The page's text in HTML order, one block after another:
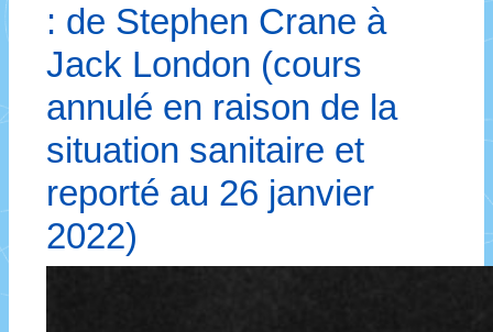
: de Stephen Crane à
Jack London (cours
annulé en raison de la
situation sanitaire et
reporté au 26 janvier
2022)